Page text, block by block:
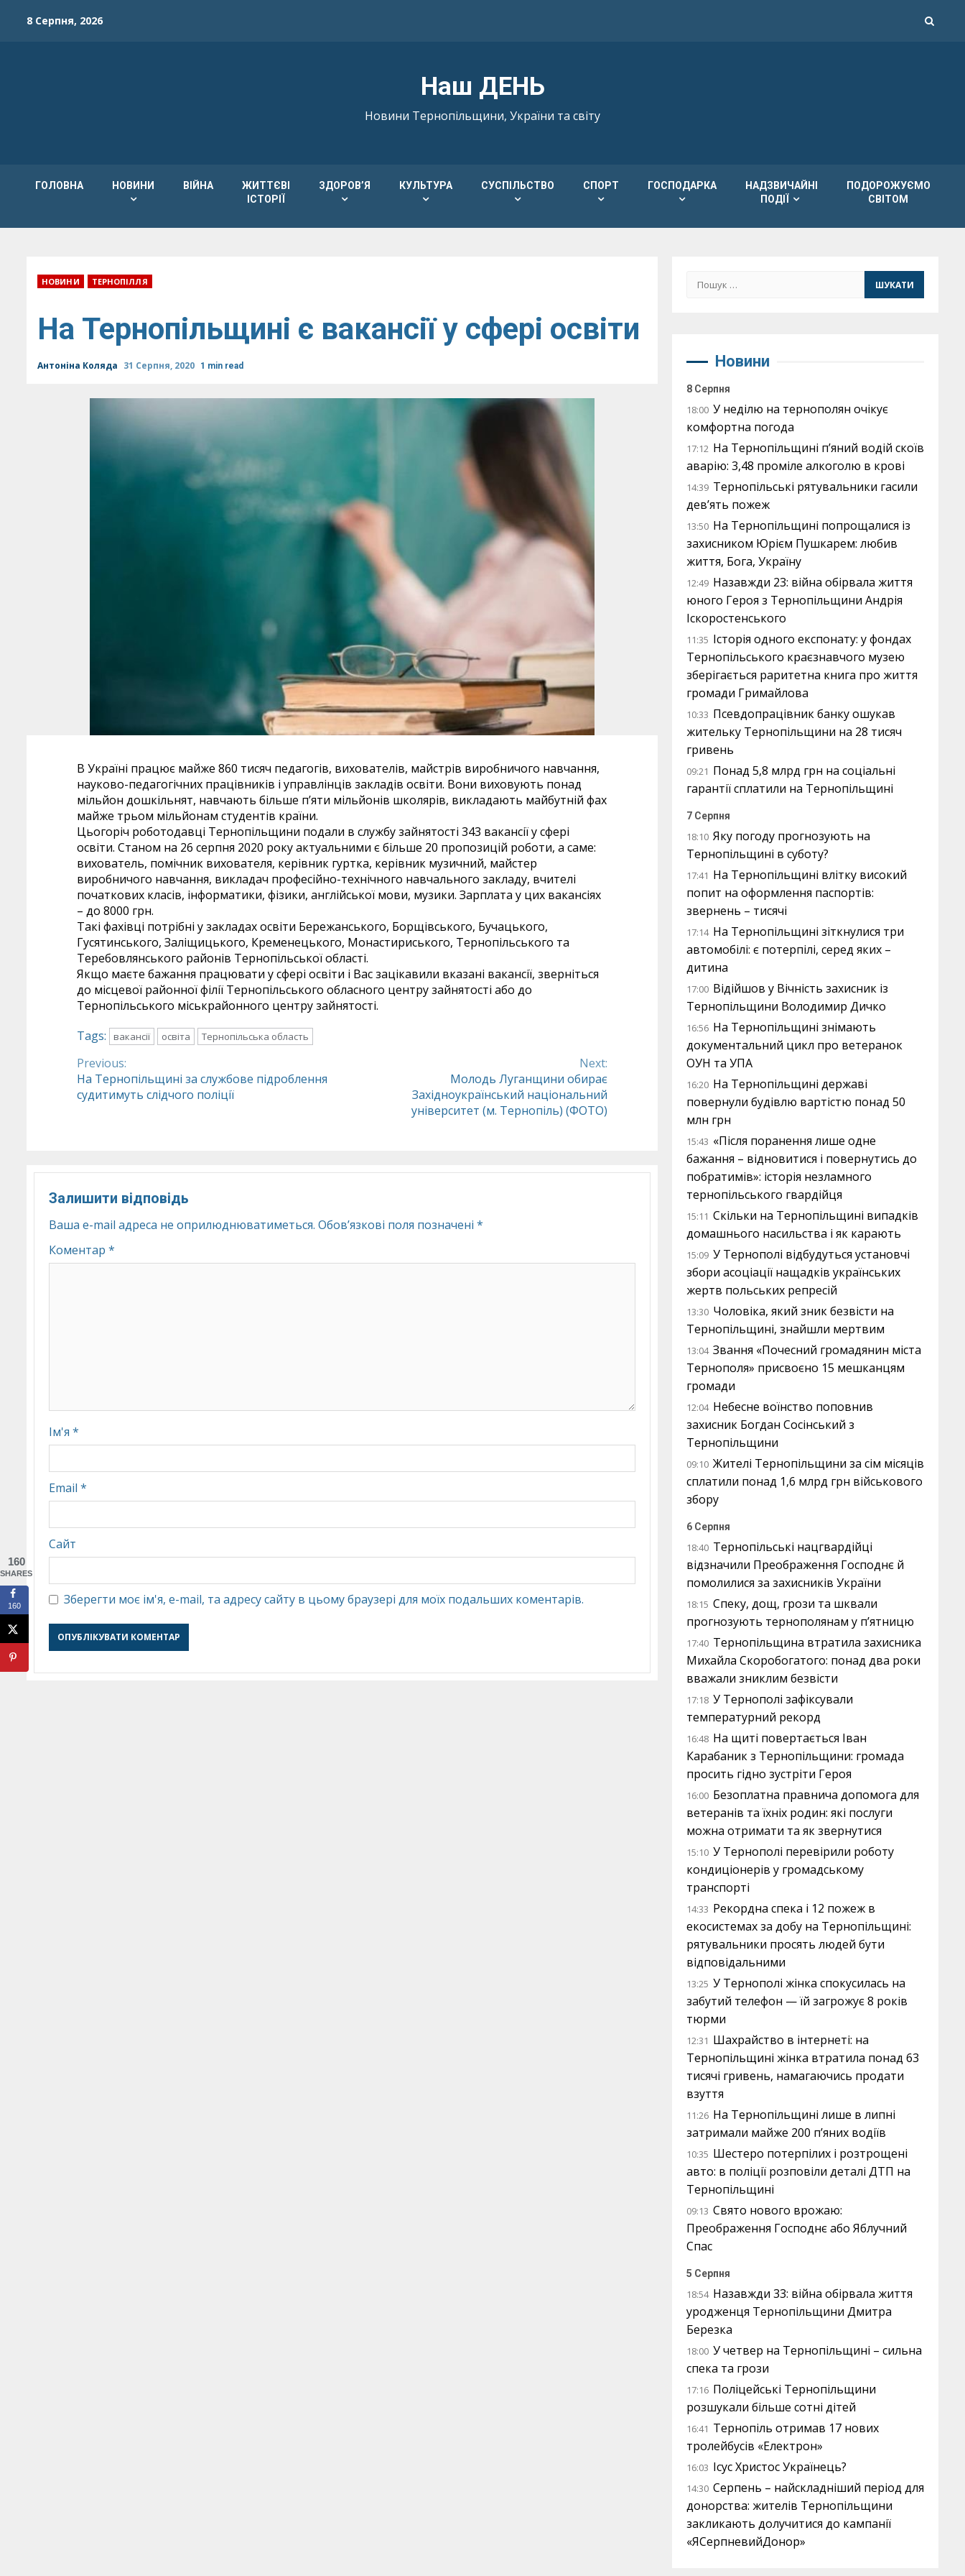
8 Серпня, 2026
Наш ДЕНЬ
Новини Тернопільщини, України та світу
ГОЛОВНА НОВИНИ ВІЙНА
ЖИТТЄВІ
ІСТОРІЇ
ЗДОРОВ’Я КУЛЬТУРА СУСПІЛЬСТВО СПОРТ ГОСПОДАРКА
НАДЗВИЧАЙНІ
ПОДІЇ
ПОДОРОЖУЄМО
СВІТОМ
НОВИНИ ТЕРНОПІЛЛЯ
На Тернопільщині є вакансії у сфері освіти
Антоніна Коляда 31 Серпня, 2020 1 min read
В Україні працює майже 860 тисяч педагогів, вихователів, майстрів виробничого навчання,
науково-педагогічних працівників і управлінців закладів освіти. Вони виховують понад
мільйон дошкільнят, навчають більше п’яти мільйонів школярів, викладають майбутній фах
майже трьом мільйонам студентів країни.
Цьогоріч роботодавці Тернопільщини подали в службу зайнятості 343 вакансії у сфері
освіти. Станом на 26 серпня 2020 року актуальними є більше 20 пропозицій роботи, а саме:
вихователь, помічник вихователя, керівник гуртка, керівник музичний, майстер
виробничого навчання, викладач професійно-технічного навчального закладу, вчителі
початкових класів, інформатики, фізики, англійської мови, музики. Зарплата у цих вакансіях
– до 8000 грн.
Такі фахівці потрібні у закладах освіти Бережанського, Борщівського, Бучацького,
Гусятинського, Заліщицького, Кременецького, Монастириського, Тернопільського та
Теребовлянського районів Тернопільської області.
Якщо маєте бажання працювати у сфері освіти і Вас зацікавили вказані вакансії, зверніться
до місцевої районної філії Тернопільського обласного центру зайнятості або до
Тернопільського міськрайонного центру зайнятості.
Tags:
вакансії освіта Тернопільська область
Continue
Reading
Previous:
На Тернопільщині за службове підроблення
судитимуть слідчого поліції
Next:
Молодь Луганщини обирає
Західноукраїнський національний
університет (м. Тернопіль) (ФОТО)
Залишити відповідь
Ваша e-mail адреса не оприлюднюватиметься. Обов’язкові поля позначені *
Коментар *
Ім'я *
Email *
Сайт
Зберегти моє ім'я, e-mail, та адресу сайту в цьому браузері для моїх подальших коментарів.
Пошук:
Новини
8 Серпня
18:00 У неділю на тернополян очікує
комфортна погода
17:12 На Тернопільщині п’яний водій скоїв
аварію: 3,48 проміле алкоголю в крові
14:39 Тернопільські рятувальники гасили
дев’ять пожеж
13:50 На Тернопільщині попрощалися із
захисником Юрієм Пушкарем: любив
життя, Бога, Україну
12:49 Назавжди 23: війна обірвала життя
юного Героя з Тернопільщини Андрія
Іскоростенського
11:35 Історія одного експонату: у фондах
Тернопільського краєзнавчого музею
зберігається раритетна книга про життя
громади Гримайлова
10:33 Псевдопрацівник банку ошукав
жительку Тернопільщини на 28 тисяч
гривень
09:21 Понад 5,8 млрд грн на соціальні
гарантії сплатили на Тернопільщині
7 Серпня
18:10 Яку погоду прогнозують на
Тернопільщині в суботу?
17:41 На Тернопільщині влітку високий
попит на оформлення паспортів:
звернень – тисячі
17:14 На Тернопільщині зіткнулися три
автомобілі: є потерпілі, серед яких –
дитина
17:00 Відійшов у Вічність захисник із
Тернопільщини Володимир Дичко
16:56 На Тернопільщині знімають
документальний цикл про ветеранок
ОУН та УПА
16:20 На Тернопільщині державі
повернули будівлю вартістю понад 50
млн грн
15:43 «Після поранення лише одне
бажання – відновитися і повернутись до
побратимів»: історія незламного
тернопільського гвардійця
15:11 Скільки на Тернопільщині випадків
домашнього насильства і як карають
15:09 У Тернополі відбудуться установчі
збори асоціації нащадків українських
жертв польських репресій
13:30 Чоловіка, який зник безвісти на
Тернопільщині, знайшли мертвим
13:04 Звання «Почесний громадянин міста
Тернополя» присвоєно 15 мешканцям
громади
12:04 Небесне воїнство поповнив
захисник Богдан Сосінський з
Тернопільщини
09:10 Жителі Тернопільщини за сім місяців
сплатили понад 1,6 млрд грн військового
збору
6 Серпня
18:40 Тернопільські нацгвардійці
відзначили Преображення Господнє й
помолилися за захисників України
18:15 Спеку, дощ, грози та шквали
прогнозують тернополянам у п’ятницю
17:40 Тернопільщина втратила захисника
Михайла Скоробогатого: понад два роки
вважали зниклим безвісти
17:18 У Тернополі зафіксували
температурний рекорд
16:48 На щиті повертається Іван
Карабаник з Тернопільщини: громада
просить гідно зустріти Героя
16:00 Безоплатна правнича допомога для
ветеранів та їхніх родин: які послуги
можна отримати та як звернутися
15:10 У Тернополі перевірили роботу
кондиціонерів у громадському
транспорті
14:33 Рекордна спека і 12 пожеж в
екосистемах за добу на Тернопільщині:
рятувальники просять людей бути
відповідальними
13:25 У Тернополі жінка спокусилась на
забутий телефон — їй загрожує 8 років
тюрми
12:31 Шахрайство в інтернеті: на
Тернопільщині жінка втратила понад 63
тисячі гривень, намагаючись продати
взуття
11:26 На Тернопільщині лише в липні
затримали майже 200 п’яних водіїв
10:35 Шестеро потерпілих і розтрощені
авто: в поліції розповіли деталі ДТП на
Тернопільщині
09:13 Свято нового врожаю:
Преображення Господнє або Яблучний
Спас
5 Серпня
18:54 Назавжди 33: війна обірвала життя
уродженця Тернопільщини Дмитра
Березка
18:00 У четвер на Тернопільщині – сильна
спека та грози
17:16 Поліцейські Тернопільщини
розшукали більше сотні дітей
16:41 Тернопіль отримав 17 нових
тролейбусів «Електрон»
16:03 Ісус Христос Українець?
14:30 Серпень – найскладніший період для
донорства: жителів Тернопільщини
закликають долучитися до кампанії
«ЯСерпневийДонор»
160
SHARES
160